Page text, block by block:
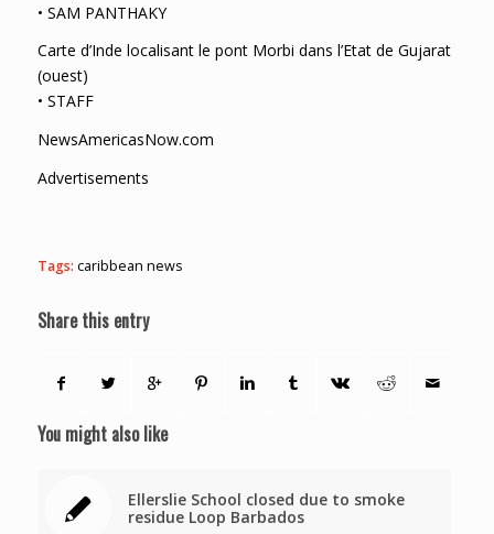
• SAM PANTHAKY
Carte d’Inde localisant le pont Morbi dans l’Etat de Gujarat
(ouest)
• STAFF
NewsAmericasNow.com
Advertisements
Tags: caribbean news
Share this entry
You might also like
Ellerslie School closed due to smoke
residue Loop Barbados